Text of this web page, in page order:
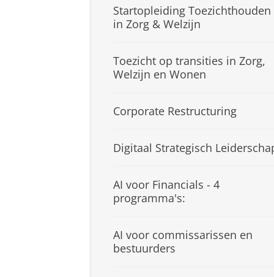
Startopleiding Toezichthouden
in Zorg & Welzijn
Toezicht op transities in Zorg,
Welzijn en Wonen
Corporate Restructuring
Digitaal Strategisch
AI voor Financials - 4
programma's:
AI voor commissarissen en
bestuurders